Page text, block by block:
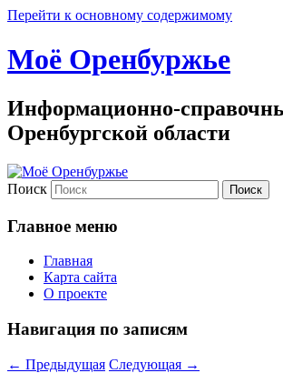
Перейти к основному содержимому
Моё Оренбуржье
Информационно-
Оренбургской области
Поиск
Главное меню
Главная
Карта сайта
О проекте
Навигация по записям
← Предыдущая Следующая →